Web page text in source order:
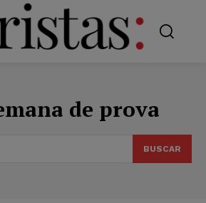
de prova
BUSCAR